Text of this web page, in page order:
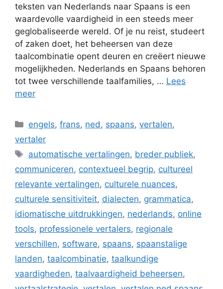
teksten van Nederlands naar Spaans is een
waardevolle vaardigheid in een steeds meer
geglobaliseerde wereld. Of je nu reist, studeert
of zaken doet, het beheersen van deze
taalcombinatie opent deuren en creëert nieuwe
mogelijkheden. Nederlands en Spaans behoren
tot twee verschillende taalfamilies, … Lees
meer
Categorieën
engels,frans, ned, spaans,vertalen,
vertaler
Tags
automatische vertalingen, breder publiek,
communiceren, contextueel begrip, cultureel
relevante vertalingen, culturele nuances,
culturele sensitiviteit, dialecten, grammatica,
idiomatische uitdrukkingen, nederlands, online
tools, professionele vertalers, regionale
verschillen, software, spaans, spaanstalige
landen, taalcombinatie, taalkundige
vaardigheden, taalvaardigheid beheersen,